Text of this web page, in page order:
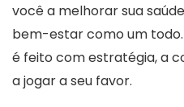
você a melhorar sua
bem-estar como um
é feito com estratégia, a
a jogar a seu favor.